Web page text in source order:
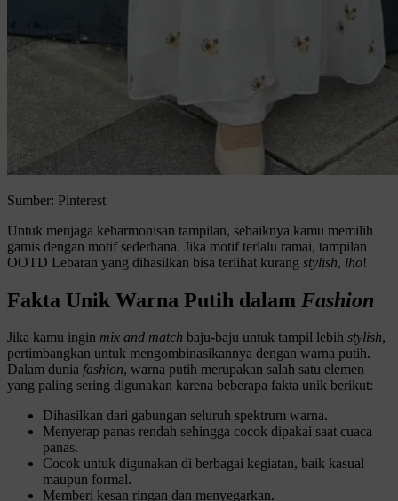
Sumber: Pinterest
Untuk menjaga keharmonisan tampilan, sebaiknya kamu memilih
gamis dengan motif sederhana. Jika motif terlalu ramai, tampilan
OOTD Lebaran yang dihasilkan bisa terlihat kurang stylish, lho!
Fakta Unik Warna Putih dalam Fashion
Jika kamu ingin mix and match baju-baju untuk tampil lebih stylish,
pertimbangkan untuk mengombinasikannya dengan warna putih.
Dalam dunia fashion, warna putih merupakan salah satu elemen
yang paling sering digunakan karena beberapa fakta unik berikut:
Dihasilkan dari gabungan seluruh spektrum warna.
Menyerap panas rendah sehingga cocok dipakai saat cuaca
panas.
Cocok untuk digunakan di berbagai kegiatan, baik kasual
maupun formal.
Memberi kesan ringan dan menyegarkan.